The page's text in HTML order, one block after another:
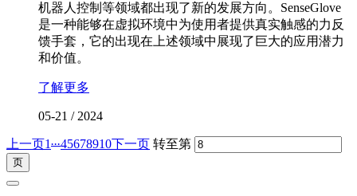
机器人控制等领域都出现了新的发展方向。SenseGlove
是一种能够在虚拟环境中为使用者提供真实触感的力反
馈手套，它的出现在上述领域中展现了巨大的应用潜力
和价值。
了解更多
05-21 / 2024
上一页1...45678910下一页 转至第